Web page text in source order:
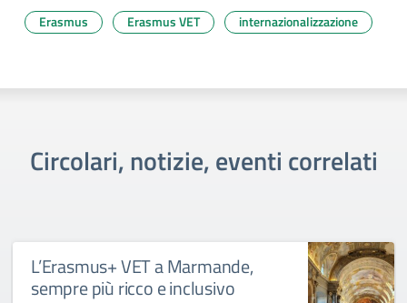
Erasmus Erasmus VET internazionalizzazione
Circolari, notizie, eventi correlati
L’Erasmus+ VET a Marmande,
sempre più ricco e inclusivo